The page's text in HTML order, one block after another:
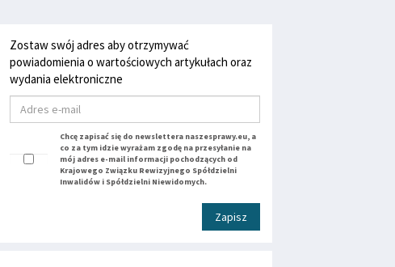
Zostaw swój adres aby otrzymywać
powiadomienia o wartościowych artykułach oraz
wydania elektroniczne
Chcę zapisać się do newslettera naszesprawy.eu, a
co za tym idzie wyrażam zgodę na przesyłanie na
mój adres e-mail informacji pochodzących od
Krajowego Związku Rewizyjnego Spółdzielni
Inwalidów i Spółdzielni Niewidomych.
Zapisz